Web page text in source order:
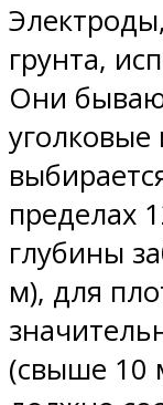
грунта,
Они
пределах
глубины
м), для
(свыше 10